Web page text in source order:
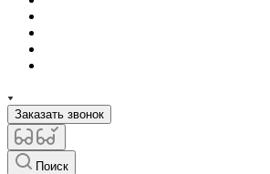
Заказать звонок
Поиск